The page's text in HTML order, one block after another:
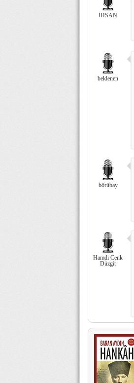
İHSAN
beklenen
börübay
Hamdi Cenk
Düzgit